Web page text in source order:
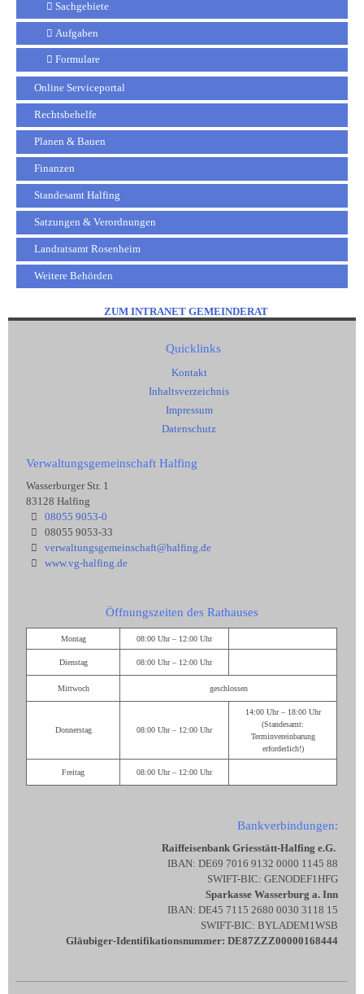
Sachgebiete
Aufgaben
Formulare
Online Serviceportal
Rechtsbehelfe
Planen & Bauen
Finanzen
Standesamt Halfing
Satzungen & Verordnungen
Landratsamt Rosenheim
Weitere Behörden
ZUM INTRANET GEMEINDERAT
Quicklinks
Kontakt
Inhaltsverzeichnis
Impressum
Datenschutz
Verwaltungsgemeinschaft Halfing
Wasserburger Str. 1
83128 Halfing
08055 9053-0
08055 9053-33
verwaltungsgemeinschaft@halfing.de
www.vg-halfing.de
Öffnungszeiten des Rathauses
Montag 08:00 Uhr – 12:00 Uhr
Dienstag 08:00 Uhr – 12:00 Uhr
Mittwoch geschlossen
Donnerstag 08:00 Uhr – 12:00 Uhr
14:00 Uhr – 18:00 Uhr
(Standesamt:
Terminvereinbarung
erforderlich!)
Freitag 08:00 Uhr – 12:00 Uhr
Bankverbindungen:
Raiffeisenbank Griesstätt-Halfing e.G.
IBAN: DE69 7016 9132 0000 1145 88
SWIFT-BIC: GENODEF1HFG
Sparkasse Wasserburg a. Inn
IBAN: DE45 7115 2680 0030 3118 15
SWIFT-BIC: BYLADEM1WSB
Gläubiger-Identifikationsnummer: DE87ZZZ00000168444